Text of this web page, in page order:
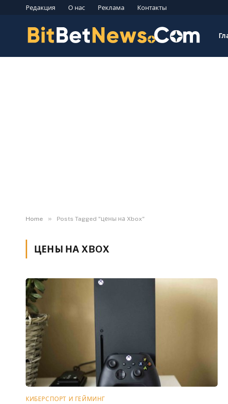
Редакция О нас Реклама Контакты
Home » Posts Tagged "цены на Xbox"
ЦЕНЫ НА XBOX
КИБЕРСПОРТ И ГЕЙМИНГ